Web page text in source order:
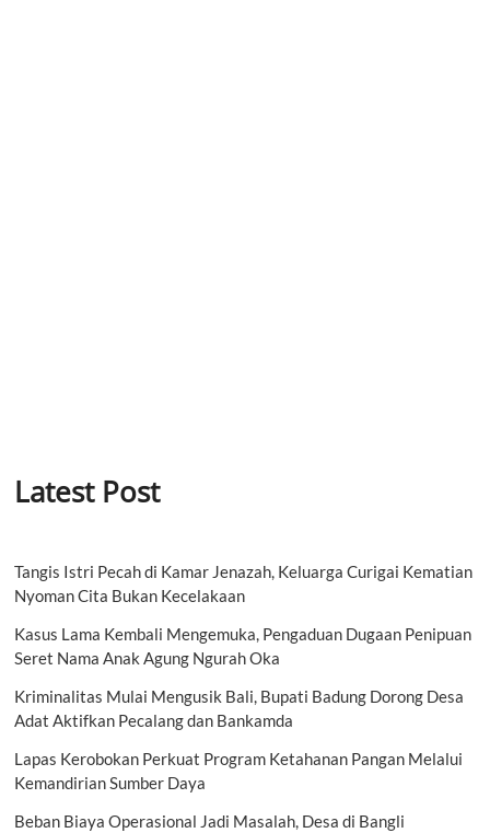
Latest Post
Tangis Istri Pecah di Kamar Jenazah, Keluarga Curigai Kematian
Nyoman Cita Bukan Kecelakaan
Kasus Lama Kembali Mengemuka, Pengaduan Dugaan Penipuan
Seret Nama Anak Agung Ngurah Oka
Kriminalitas Mulai Mengusik Bali, Bupati Badung Dorong Desa
Adat Aktifkan Pecalang dan Bankamda
Lapas Kerobokan Perkuat Program Ketahanan Pangan Melalui
Kemandirian Sumber Daya
Beban Biaya Operasional Jadi Masalah, Desa di Bangli